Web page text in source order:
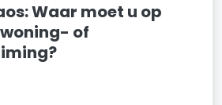
Waar moet u op
of